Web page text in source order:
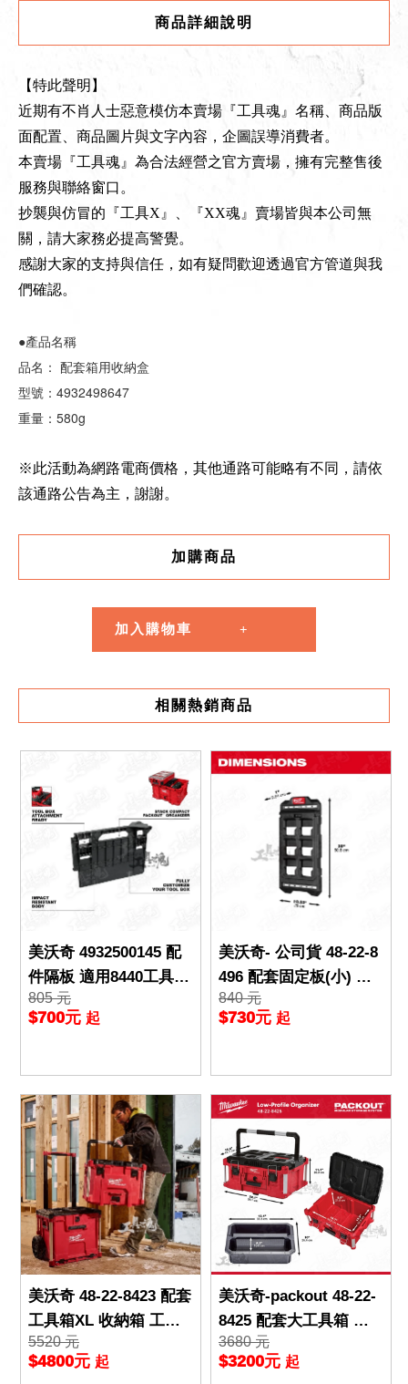
商品詳細說明
【特此聲明】
近期有不肖人士惡意模仿本賣場『工具魂』名稱、商品版
面配置、商品圖片與文字內容，企圖誤導消費者。
本賣場『工具魂』為合法經營之官方賣場，擁有完整售後
服務與聯絡窗口。
抄襲與仿冒的『工具X』、『XX魂』賣場皆與本公司無
關，請大家務必提高警覺。
感謝大家的支持與信任，如有疑問歡迎透過官方管道與我
們確認。
●產品名稱
品名： 配套箱用收納盒
型號：4932498647
重量：580g
※此活動為網路電商價格，其他通路可能略有不同，請依
該通路公告為主，謝謝。
加購商品
加入購物車
相關熱銷商品
美沃奇 4932500145 配
件隔板 適用8440工具箱
菜籃配件隔板 分隔板 工
具箱 美沃奇 8
805 元
$700元 起
美沃奇- 公司貨 48-22-8
496 配套固定板(小) 固
定板 可掛牆 地面 配套
工具箱系列 工具
840 元
$730元 起
美沃奇 48-22-8423 配套
工具箱XL 收納箱 工具
箱 特大 米沃奇 8429升
級 8423
5520 元
$4800元 起
美沃奇-packout 48-22-
8425 配套大工具箱 手
提工具箱 收納箱 工具箱
米沃奇 84
3680 元
$3200元 起